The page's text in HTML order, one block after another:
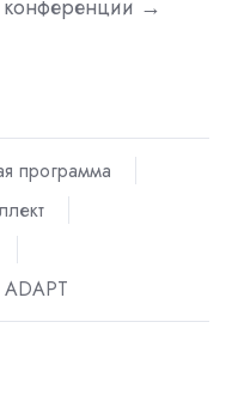
конференции →
программа